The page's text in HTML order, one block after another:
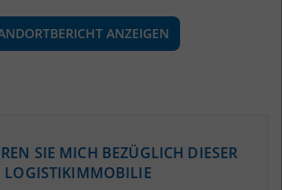
STANDORTBERICHT ANZEIGEN
(STAND: 12/2019)
SIE MICH BEZÜGLICH DIESER
LOGISTIKIMMOBILIE